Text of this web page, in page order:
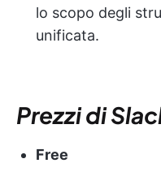
lo scopo degli
unificata.
Prezzi di
Free